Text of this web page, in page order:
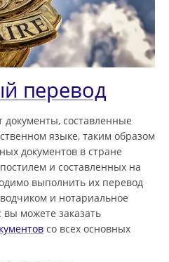
перевод
составленные
языке, таким образом
документов в стране
и составленных на
выполнить их перевод
и нотариальное
можете заказать
со всех основных